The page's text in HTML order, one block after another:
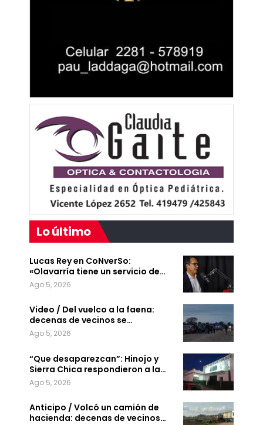
Lo último
Lucas Rey en CoNverSo:
«Olavarría tiene un servicio de…
Ago 5, 2026
Video / Del vuelco a la faena:
decenas de vecinos se…
Ago 5, 2026
“Que desaparezcan”: Hinojo y
Sierra Chica respondieron a la…
Ago 5, 2026
Anticipo / Volcó un camión de
hacienda: decenas de vecinos…